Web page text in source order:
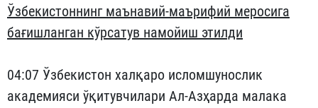
Ўзбекистоннинг маънавий-маърифий меросига
бағишланган кўрсатув намойиш этилди
04:07 Ўзбекистон халқаро исломшунослик
академияси ўқитувчилари Ал-Азҳарда малака